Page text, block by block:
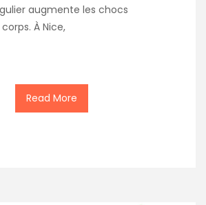
augmente les chocs
À Nice,
Read More